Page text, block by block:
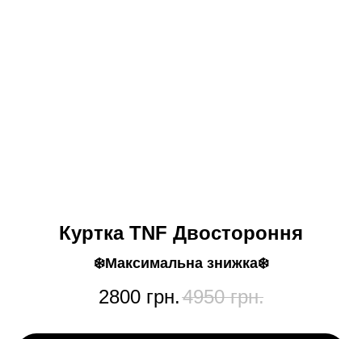
Куртка TNF Двостороння
❄️Максимальна знижка❄️
2800 грн.4950 грн.